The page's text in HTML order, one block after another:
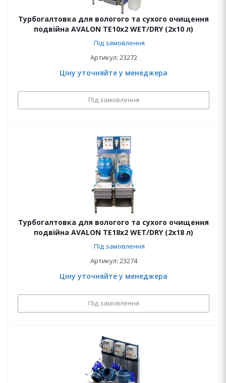
Турбогалтовка для вологого та сухого очищення
подвійна AVALON ТЕ10х2 WET/DRY (2x10 л)
Під замовлення
Артикул: 23272
Ціну уточняйте у менеджера
Під замовлення
Турбогалтовка для вологого та сухого очищення
подвійна AVALON ТЕ18х2 WET/DRY (2x18 л)
Під замовлення
Артикул: 23274
Ціну уточняйте у менеджера
Під замовлення